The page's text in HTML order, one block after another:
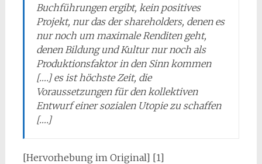
Buchführungen ergibt, kein positives
Projekt, nur das dershareholders, denen es
nur noch um maximale Renditen geht,
denen Bildung und Kultur nur noch als
Produktionsfaktor in den Sinn kommen
[….] es ist höchste Zeit, die
Voraussetzungen für den kollektiven
Entwurf einer sozialen Utopie zu schaffen
[….]
[Hervorhebung im Original] [1]